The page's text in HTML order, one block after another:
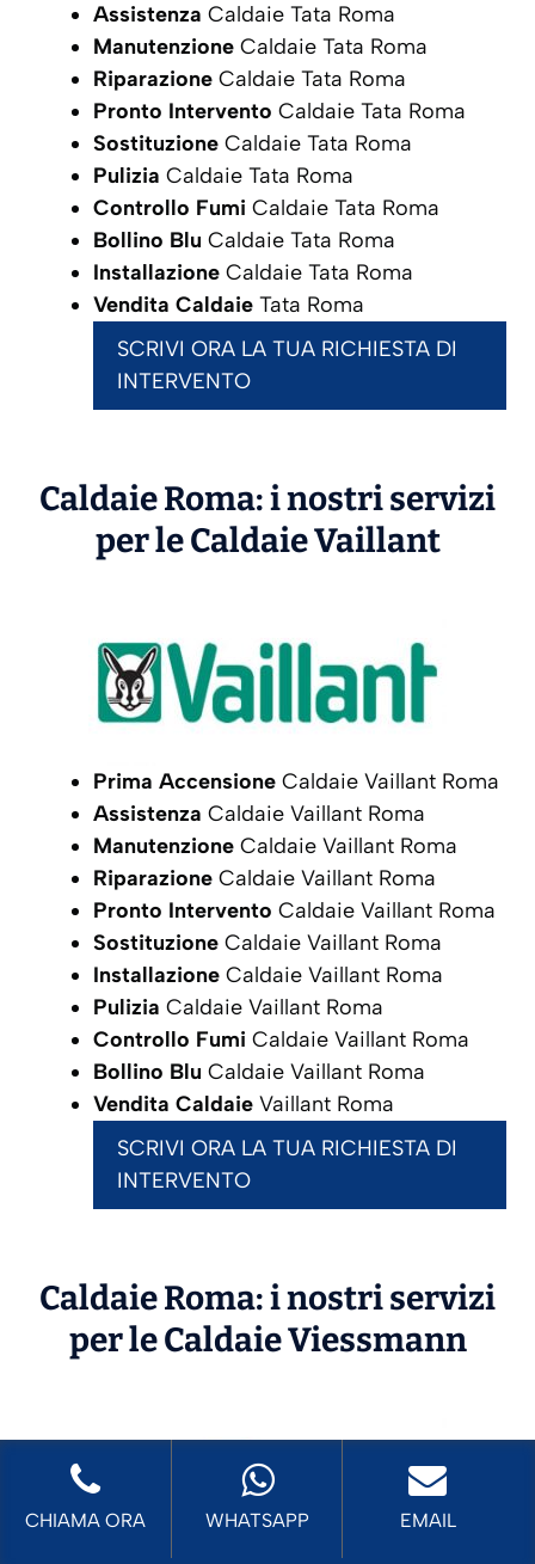
Assistenza Caldaie Tata Roma
Manutenzione Caldaie Tata Roma
Riparazione Caldaie Tata Roma
Pronto Intervento Caldaie Tata Roma
Sostituzione Caldaie Tata Roma
Pulizia Caldaie Tata Roma
Controllo Fumi Caldaie Tata Roma
Bollino Blu Caldaie Tata Roma
Installazione Caldaie Tata Roma
Vendita Caldaie Tata Roma
SCRIVI ORA LA TUA RICHIESTA DI
INTERVENTO
Caldaie Roma: i nostri servizi
per le CaldaieVaillant
Prima Accensione Caldaie Vaillant Roma
Assistenza Caldaie Vaillant Roma
Manutenzione Caldaie Vaillant Roma
Riparazione Caldaie Vaillant Roma
Pronto Intervento Caldaie Vaillant Roma
Sostituzione Caldaie Vaillant Roma
Installazione Caldaie Vaillant Roma
Pulizia Caldaie Vaillant Roma
Controllo Fumi Caldaie Vaillant Roma
Bollino Blu Caldaie Vaillant Roma
Vendita Caldaie Vaillant Roma
SCRIVI ORA LA TUA RICHIESTA DI
INTERVENTO
Caldaie Roma: i nostri servizi
per le CaldaieViessmann
CHIAMA ORA WHATSAPP EMAIL